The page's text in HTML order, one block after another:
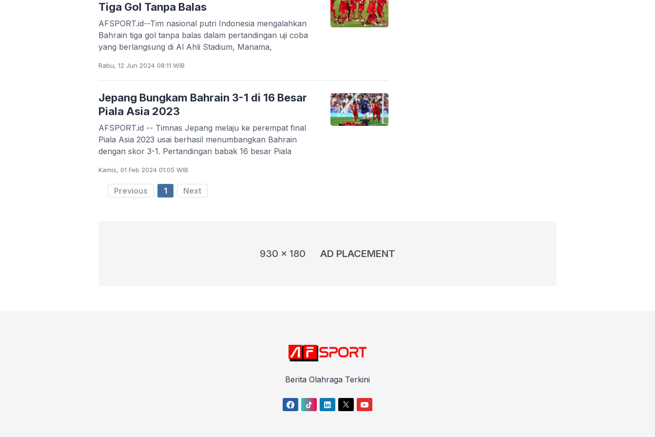
Tiga Gol Tanpa Balas
AFSPORT.id--Tim nasional putri Indonesia mengalahkan
Bahrain tiga gol tanpa balas dalam pertandingan uji coba
yang berlangsung di Al Ahli Stadium, Manama,
Rabu, 12 Jun 2024 08:11 WIB
Jepang Bungkam Bahrain 3-1 di 16 Besar
Piala Asia 2023
AFSPORT.id -- Timnas Jepang melaju ke perempat final
Piala Asia 2023 usai berhasil menumbangkan Bahrain
dengan skor 3-1. Pertandingan babak 16 besar Piala
Kamis, 01 Feb 2024 01:05 WIB
Previous 1 Next
930 x 180 AD PLACEMENT
Berita Olahraga Terkini